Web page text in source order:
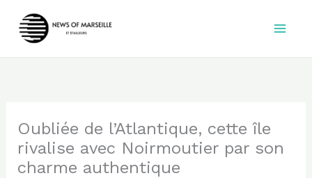
Oubliée de l’Atlantique, cette île
rivalise avec Noirmoutier par son
charme authentique